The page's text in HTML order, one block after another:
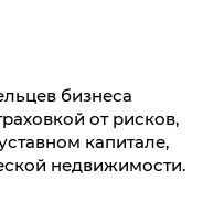
бизнеса
от рисков,
капитале,
недвижимости.